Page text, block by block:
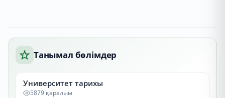
Танымал бөлімдер
Университет тарихы
5879 қаралым